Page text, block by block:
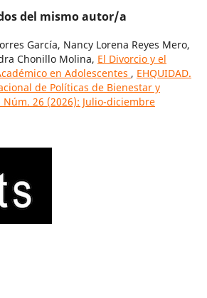
del mismo autor/a
García, Nancy Lorena Reyes Mero,
Chonillo Molina, El Divorcio y el
en Adolescentes , EHQUIDAD.
de Políticas de Bienestar y
Núm. 26 (2026): Julio-diciembre